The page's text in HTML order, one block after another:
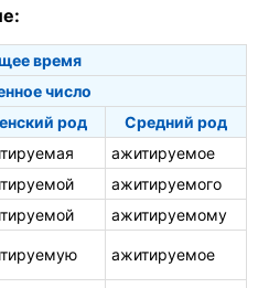
время
число
род
Средний род
ажитируемое
ажитируемого
ажитируемому
ажитируемое